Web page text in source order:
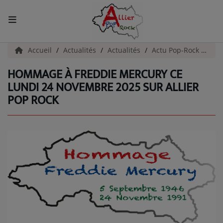
ACCUEIL
Actualités
INFOS - ALLIER
INFOS POP ROCK
La Radio
EMISSIONS
Accueil Actualités Actualités Actu Pop-Rock
HOMMAGE À FREDDIE MERCURY CE
LUNDI 24 NOVEMBRE 2025 SUR ALLIER
POP ROCK